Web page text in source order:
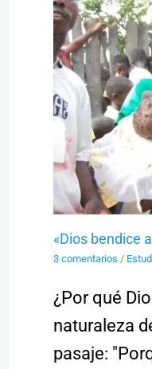
«Dios bendice
3 comentarios /
¿Por qué
naturaleza
pasaje: